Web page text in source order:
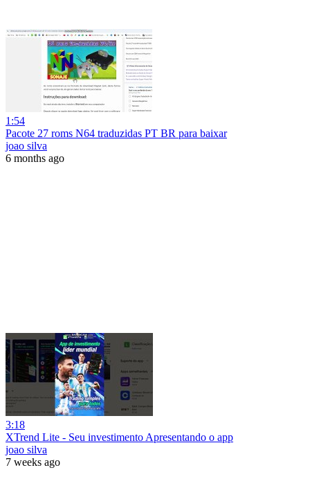
1:54
Pacote 27 roms N64 traduzidas PT BR para baixar
joao silva
6 months ago
3:18
XTrend Lite - Seu investimento Apresentando o app
joao silva
7 weeks ago